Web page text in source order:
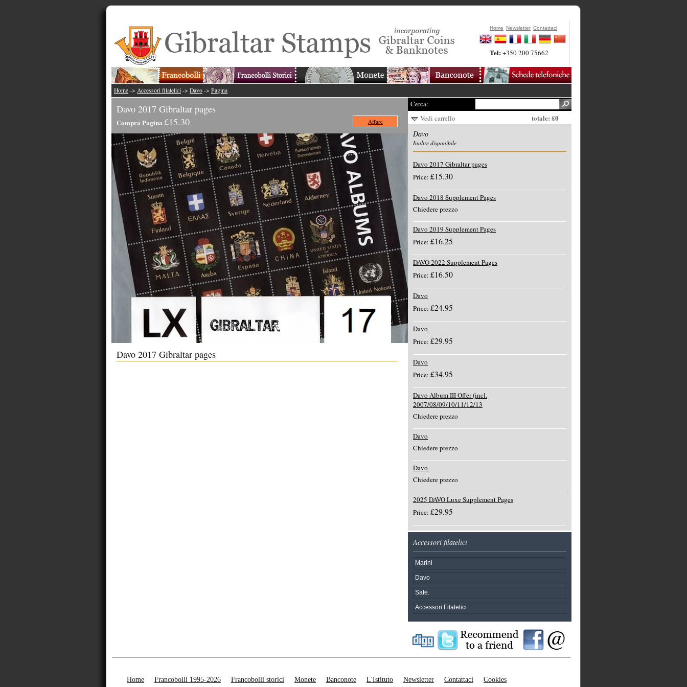
Home Newsletter Contattaci
Tel:+350 200 75662
Home -> Accessori filatelici -> Davo -> Pagina
Davo 2017 Gibraltar pages
Compra Pagina £15.30 Affare
Davo 2017 Gibraltar pages
Cerca:
Vedi carrello
totale: £0
Davo
Inoltre disponibile
Davo 2017 Gibraltar pages
Price: £15.30
Davo 2018 Supplement Pages
Chiedere prezzo
Davo 2019 Supplement Pages
Price: £16.25
DAVO 2022 Supplement Pages
Price: £16.50
Davo
Price: £24.95
Davo
Price: £29.95
Davo
Price: £34.95
Davo Album III Offer (incl.
2007/08/09/10/11/12/13
Chiedere prezzo
Davo
Chiedere prezzo
Davo
Chiedere prezzo
2025 DAVO Luxe Supplement Pages
Price: £29.95
Accessori filatelici
Marini
Davo
Safe.
Accessori Filatelici
Home Francobolli 1995-2026 Francobolli storici Monete Banconote L'Istituto Newsletter Contattaci
Cookies